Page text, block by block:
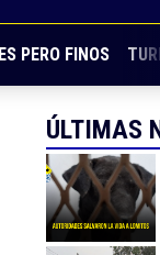
PERO FINOS
ÚLTIMAS